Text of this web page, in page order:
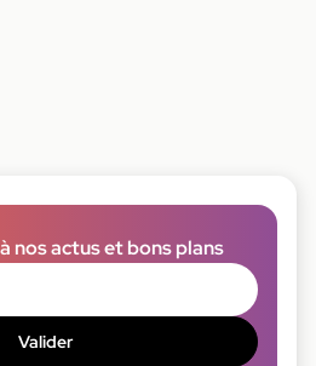
nos actus et bons plans
Valider